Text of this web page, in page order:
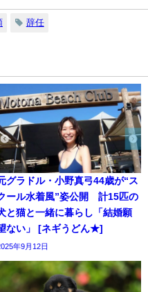
辞任
グラドル・小野真弓44歳が“ス
ール水着風”姿公開 計15匹の
と猫と一緒に暮らし「結婚願
ない」 [ネギうどん★]
年9月12日